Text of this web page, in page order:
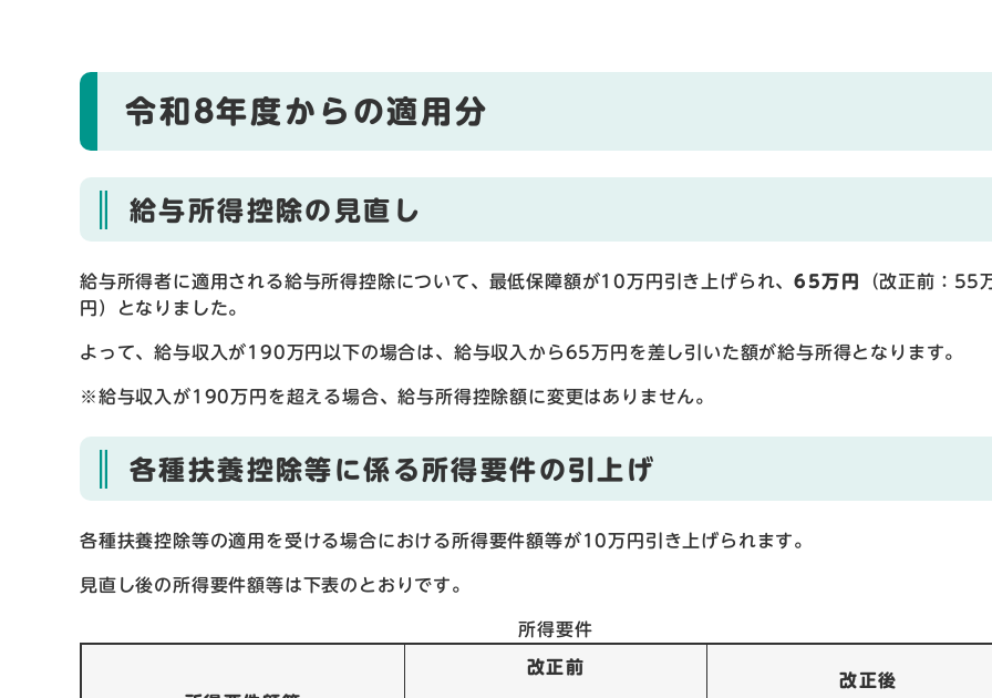
令和8年度からの適用分
給与所得控除の見直し
給与所得者に適用される給与所得控除について、最低保障額が10万円引き上げられ、65万円
（改正前：55
円）となりました。
よって、給与収入が190万円以下の場合は、給与収入から65万円を差し引いた額が給与所得となります。
※給与収入が190万円を超える場合、給与所得控除額に変更はありません。
各種扶養控除等に係る所得要件の引上げ
各種扶養控除等の適用を受ける場合における所得要件額等が10万円引き上げられます。
見直し後の所得要件額等は下表のとおりです。
所得要件
改正前
改正後